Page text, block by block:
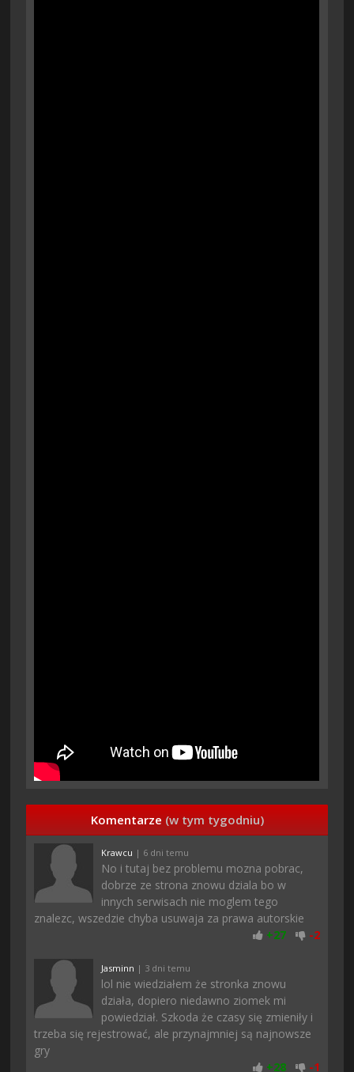
Komentarze (w tym tygodniu)
Krawcu | 6 dni temu
No i tutaj bez problemu mozna pobrac,
dobrze ze strona znowu dziala bo w
innych serwisach nie moglem tego
znalezc, wszedzie chyba usuwaja za prawa autorskie
+27 -2
Jasminn | 3 dni temu
lol nie wiedziałem że stronka znowu
działa, dopiero niedawno ziomek mi
powiedział. Szkoda że czasy się zmieniły i
trzeba się rejestrować, ale przynajmniej są najnowsze
gry
+28 -1